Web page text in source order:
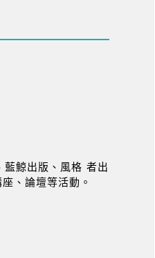
藍鯨出版、風格 者出
、論壇等活動。